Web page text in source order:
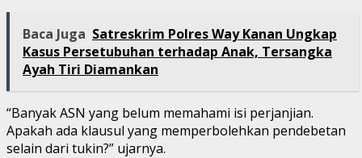
Baca Juga Satreskrim Polres Way Kanan Ungkap
Kasus Persetubuhan terhadap Anak, Tersangka
Ayah Tiri Diamankan
“Banyak ASN yang belum memahami isi perjanjian.
Apakah ada klausul yang memperbolehkan pendebetan
selain dari tukin?” ujarnya.